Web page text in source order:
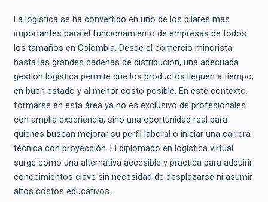
La logística se ha convertido en uno de los pilares más
importantes para el funcionamiento de empresas de todos
los tamaños en Colombia. Desde el comercio minorista
hasta las grandes cadenas de distribución, una adecuada
gestión logística permite que los productos lleguen a tiempo,
en buen estado y al menor costo posible. En este contexto,
formarse en esta área ya no es exclusivo de profesionales
con amplia experiencia, sino una oportunidad real para
quienes buscan mejorar su perfil laboral o iniciar una carrera
técnica con proyección. El diplomado en logística virtual
surge como una alternativa accesible y práctica para adquirir
conocimientos clave sin necesidad de desplazarse ni asumir
altos costos educativos.